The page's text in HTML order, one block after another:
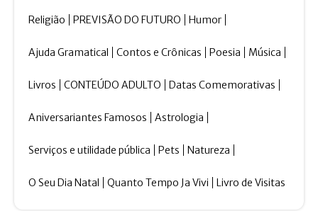
Religião PREVISÃO DO FUTURO Humor
Ajuda Gramatical Contos e Crônicas Poesia Música
Livros CONTEÚDO ADULTO Datas Comemorativas
Aniversariantes Famosos Astrologia
Serviços e utilidade pública Pets Natureza
O Seu Dia Natal Quanto Tempo Ja Vivi Livro de Visitas